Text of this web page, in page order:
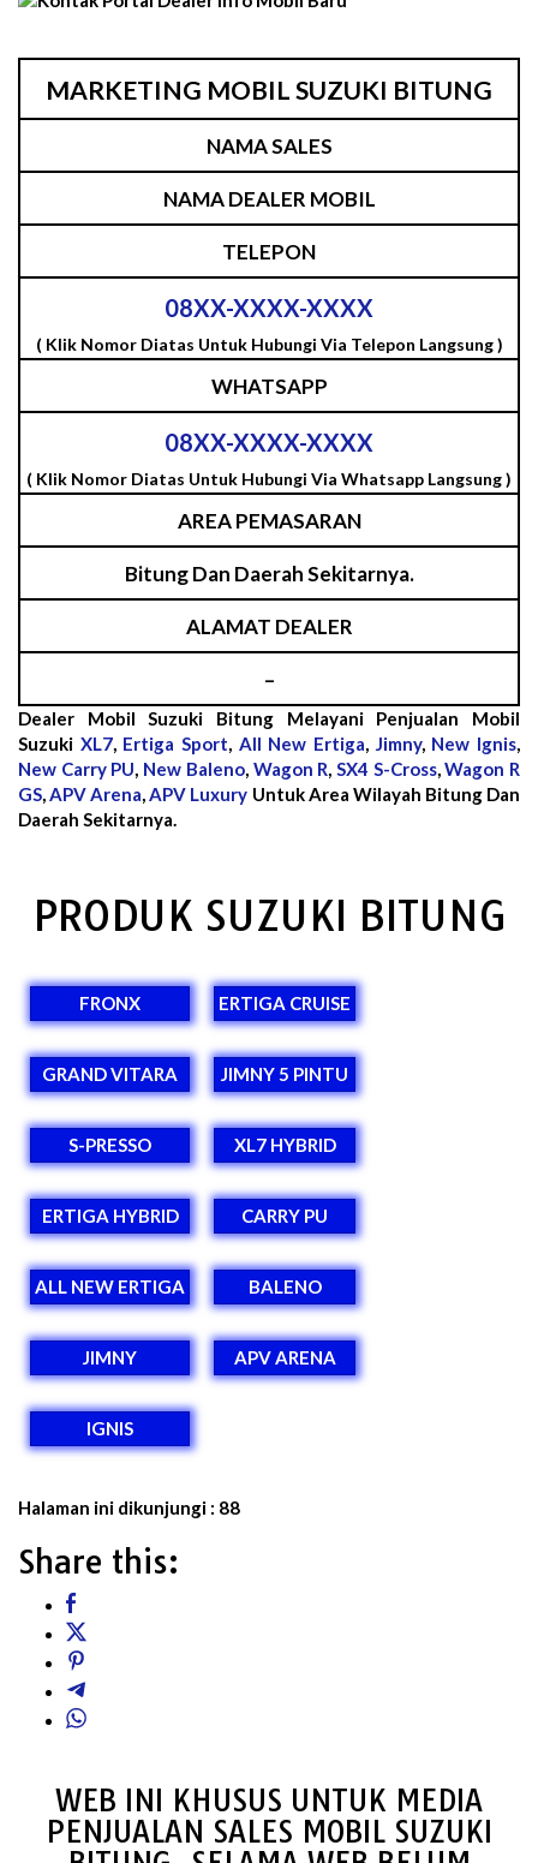
MARKETING MOBIL SUZUKI BITUNG
NAMA SALES
NAMA DEALER MOBIL
TELEPON
08XX-XXXX-XXXX
( Klik Nomor Diatas Untuk Hubungi Via Telepon Langsung )
WHATSAPP
08XX-XXXX-XXXX
( Klik Nomor Diatas Untuk Hubungi Via Whatsapp Langsung )
AREA PEMASARAN
Bitung Dan Daerah Sekitarnya.
ALAMAT DEALER
–
Dealer Mobil Suzuki Bitung Melayani Penjualan Mobil
Suzuki XL7, Ertiga Sport, All New Ertiga, Jimny, New Ignis,
New Carry PU, New Baleno, Wagon R, SX4 S-Cross,Wagon R
GS,APV Arena,APV Luxury Untuk Area Wilayah Bitung Dan
Daerah Sekitarnya.
PRODUK SUZUKI BITUNG
FRONX ERTIGA CRUISE
GRAND VITARA JIMNY 5 PINTU
S-PRESSO XL7 HYBRID
ERTIGA HYBRID CARRY PU
ALL NEW ERTIGA BALENO
JIMNY APV ARENA
IGNIS
Halaman ini dikunjungi : 88
Share this:
WEB INI KHUSUS UNTUK MEDIA
PENJUALAN SALES MOBIL SUZUKI